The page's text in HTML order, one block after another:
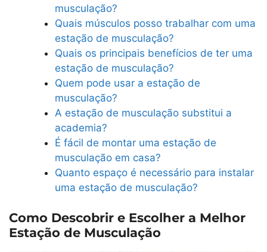
musculação?
Quais músculos posso trabalhar com uma
estação de musculação?
Quais os principais benefícios de ter uma
estação de musculação?
Quem pode usar a estação de
musculação?
A estação de musculação substitui a
academia?
É fácil de montar uma estação de
musculação em casa?
Quanto espaço é necessário para instalar
uma estação de musculação?
Como Descobrir e Escolher a Melhor
Estação de Musculação